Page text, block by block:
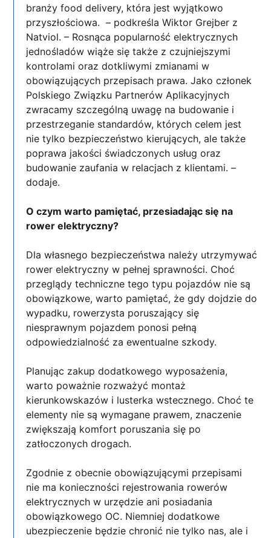
branży food delivery, która jest wyjątkowo
przyszłościowa. – podkreśla Wiktor Grejber z
Natviol. – Rosnąca popularność elektrycznych
jednośladów wiąże się także z czujniejszymi
kontrolami oraz dotkliwymi zmianami w
obowiązujących przepisach prawa. Jako członek
Polskiego Związku Partnerów Aplikacyjnych
zwracamy szczególną uwagę na budowanie i
przestrzeganie standardów, których celem jest
nie tylko bezpieczeństwo kierujących, ale także
poprawa jakości świadczonych usług oraz
budowanie zaufania w relacjach z klientami. –
dodaje.
O czym warto pamiętać, przesiadając się na
rower elektryczny?
Dla własnego bezpieczeństwa należy utrzymywać
rower elektryczny w pełnej sprawności. Choć
przeglądy techniczne tego typu pojazdów nie są
obowiązkowe, warto pamiętać, że gdy dojdzie do
wypadku, rowerzysta poruszający się
niesprawnym pojazdem ponosi pełną
odpowiedzialność za ewentualne szkody.
Planując zakup dodatkowego wyposażenia,
warto poważnie rozważyć montaż
kierunkowskazów i lusterka wstecznego. Choć te
elementy nie są wymagane prawem, znaczenie
zwiększają komfort poruszania się po
zatłoczonych drogach.
Zgodnie z obecnie obowiązującymi przepisami
nie ma konieczności rejestrowania rowerów
elektrycznych w urzędzie ani posiadania
obowiązkowego OC. Niemniej dodatkowe
ubezpieczenie będzie chronić nie tylko nas, ale i